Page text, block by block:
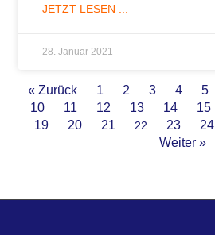
JETZT LESEN ...
28. Januar 2021
« Zurück 1 2 3 4 5
10
11 12 13 14 15
19
20 21 22 23 24
Weiter »